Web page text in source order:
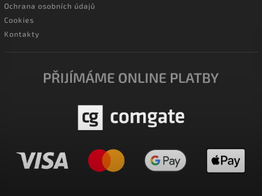
Ochrana osobních údajů
Cookies
Kontakty